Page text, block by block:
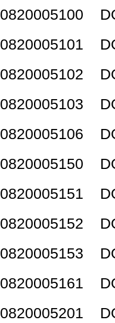
0820005100
0820005101
0820005102
0820005103
0820005106
0820005150
0820005151
0820005152
0820005153
0820005161
0820005201